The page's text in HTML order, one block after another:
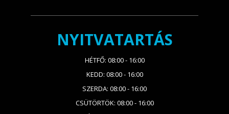
NYITVATARTÁS
HÉTFŐ: 08:00 - 16:00
KEDD: 08:00 - 16:00
SZERDA: 08:00 - 16:00
CSÜTÖRTÖK: 08:00 - 16:00